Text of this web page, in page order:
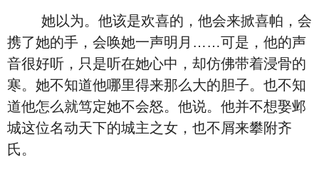
她以为。他该是欢喜的，他会来掀喜帕，会
携了她的手，会唤她一声明月……可是，他的声
音很好听，只是听在她心中，却仿佛带着浸骨的
寒。她不知道他哪里得来那么大的胆子。也不知
道他怎么就笃定她不会怒。他说。他并不想娶邺
城这位名动天下的城主之女，也不屑来攀附齐
氏。